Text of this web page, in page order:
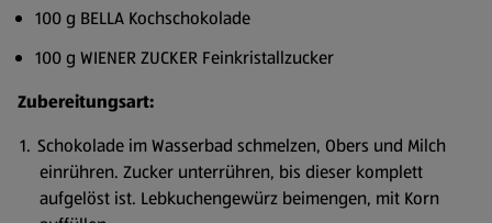
100 g BELLA Kochschokolade
100 g WIENER ZUCKER Feinkristallzucker
Zubereitungsart:
Schokolade im Wasserbad schmelzen, Obers und Milch
einrühren. Zucker unterrühren, bis dieser komplett
aufgelöst ist. Lebkuchengewürz beimengen, mit Korn